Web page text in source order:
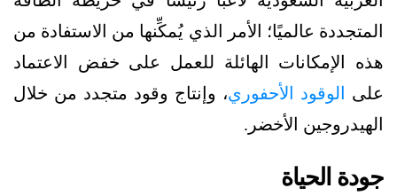
المتجددة عالميًا؛ الأمر الذي يُمكِّنها من الاستفادة من
هذه الإمكانات الهائلة للعمل على خفض الاعتماد
على
الوقود الأحفوري، وإنتاج وقود متجدد من خلال
الهيدروجين الأخضر.
جودة الحياة